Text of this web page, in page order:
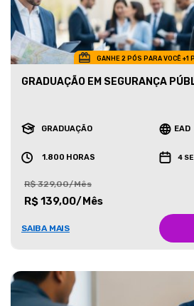
GANHE 2 PÓS PARA VOCÊ +1
GRADUAÇÃO EM SEGURANÇA
GRADUAÇÃO EAD
1.800 HORAS 4
R$ 329,00/Mês
R$ 139,00/Mês
SAIBA MAIS